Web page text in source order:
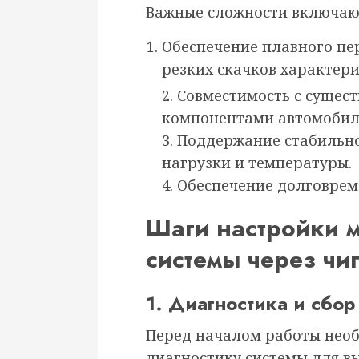
Важные сложности
Обеспечение плавного
резких скачков
2. Совместимость с
компонентами
3. Поддержание
нагрузки и температуры.
4. Обеспечение
Шаги настройки
системы через
1. Диагностика и
Перед началом работы